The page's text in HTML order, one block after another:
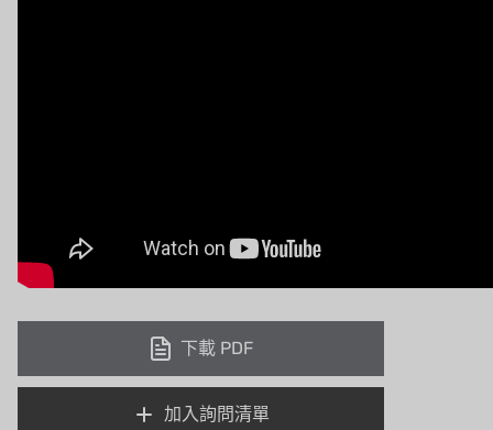
下載 PDF
加入詢問清單